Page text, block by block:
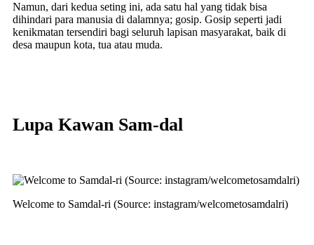
Namun, dari kedua seting ini, ada satu hal yang tidak bisa
dihindari para manusia di dalamnya; gosip. Gosip seperti jadi
kenikmatan tersendiri bagi seluruh lapisan masyarakat, baik di
desa maupun kota, tua atau muda.
Lupa Kawan Sam-dal
Welcome to Samdal-ri (Source: instagram/welcometosamdalri)